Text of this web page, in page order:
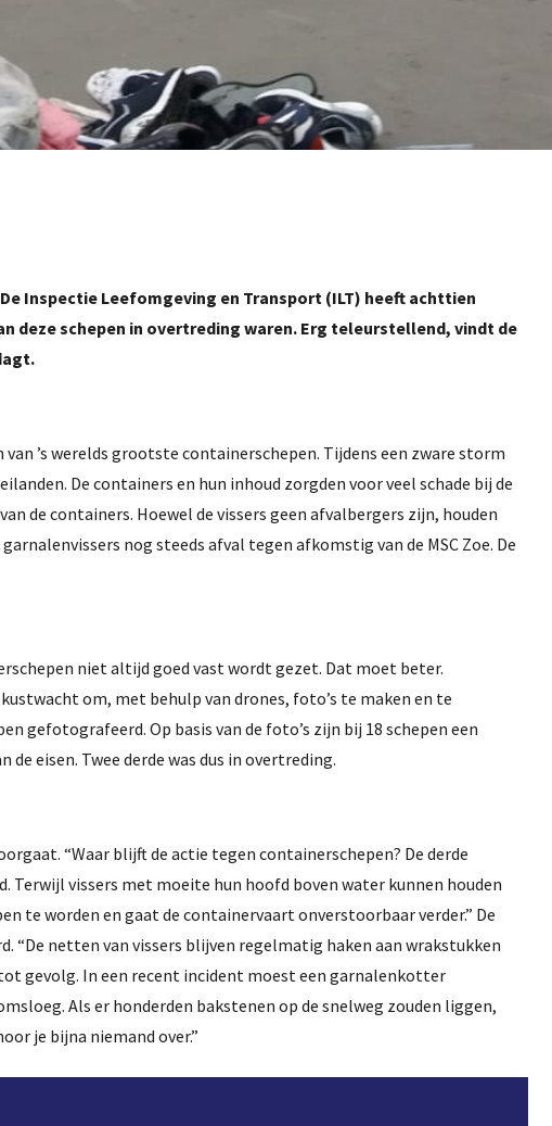
Inspectie Leefomgeving en Transport (ILT) heeft achttien
deze schepen in overtreding waren. Erg teleurstellend, vindt de
van ’s werelds grootste containerschepen. Tijdens een zware storm
De containers en hun inhoud zorgden voor veel schade bij de
de containers. Hoewel de vissers geen afvalbergers zijn, houden
nog steeds afval tegen afkomstig van de MSC Zoe. De
niet altijd goed vast wordt gezet. Dat moet beter.
om, met behulp van drones, foto’s te maken en te
gefotografeerd. Op basis van de foto’s zijn bij 18 schepen een
eisen. Twee derde was dus in overtreding.
“Waar blijft de actie tegen containerschepen? De derde
Terwijl vissers met moeite hun hoofd boven water kunnen houden
te worden en gaat de containervaart onverstoorbaar verder.” De
“De netten van vissers blijven regelmatig haken aan wrakstukken
gevolg. In een recent incident moest een garnalenkotter
Als er honderden bakstenen op de snelweg zouden liggen,
je bijna niemand over.”